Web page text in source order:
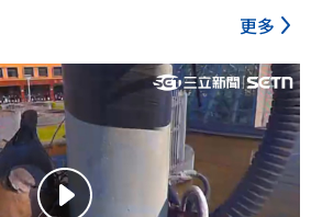
更多